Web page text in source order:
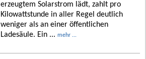
erzeugtem Solarstrom lädt, zahlt pro
Kilowattstunde in aller Regel deutlich
weniger als an einer öffentlichen
Ladesäule. Ein ... mehr ...